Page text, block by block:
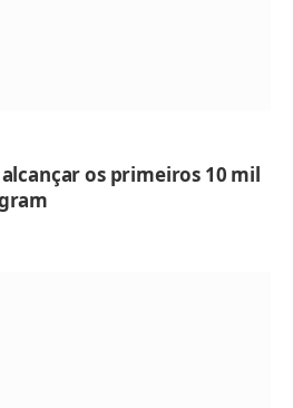
os primeiros 10 mil